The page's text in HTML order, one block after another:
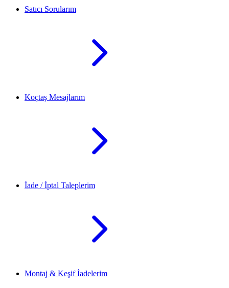
Satıcı Sorularım
Koçtaş Mesajlarım
İade / İptal Taleplerim
Montaj & Keşif İadelerim